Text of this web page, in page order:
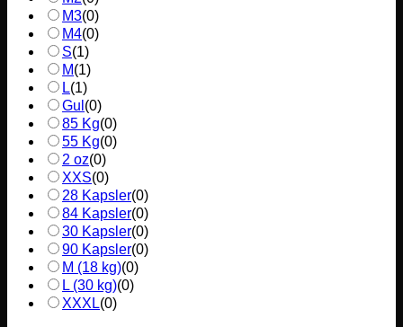
M3(0)
M4(0)
S(1)
M(1)
L(1)
Gul (0)
85 Kg(0)
55 Kg(0)
2 oz(0)
XXS(0)
28 Kapsler(0)
84 Kapsler(0)
30 Kapsler(0)
90 Kapsler(0)
M (18 kg)(0)
L (30 kg)(0)
XXXL(0)